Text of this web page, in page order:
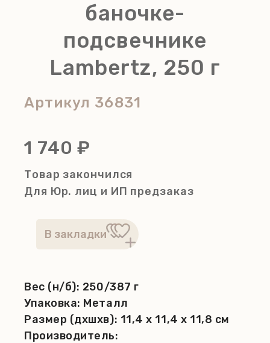
баночке-
подсвечнике
Lambertz, 250 г
Артикул 36831
1 740 ₽
Товар закончился
Для Юр. лиц и ИП предзаказ
Вес (н/б): 250/387 г
Упаковка: Металл
Размер (дхшхв): 11,4 x 11,4 x 11,8 см
Производитель: